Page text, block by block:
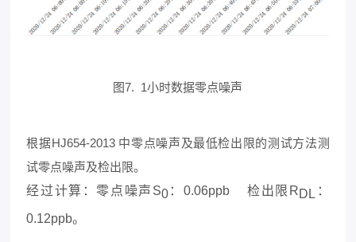
图7. 1小时数据零点噪声
根据HJ654-2013 中零点噪声及最低检出限的测试方法测
试零点噪声及检出限。
经过计算：零点噪声S0：0.06ppb 检出限RDL ：
0.12ppb。